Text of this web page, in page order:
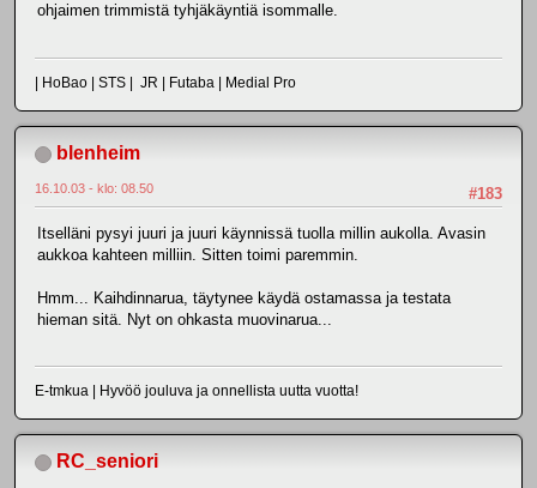
ohjaimen trimmistä tyhjäkäyntiä isommalle.
| HoBao | STS | JR | Futaba | Medial Pro
blenheim
#183
16.10.03 - klo: 08.50
Itselläni pysyi juuri ja juuri käynnissä tuolla millin aukolla. Avasin
aukkoa kahteen milliin. Sitten toimi paremmin.
Hmm... Kaihdinnarua, täytynee käydä ostamassa ja testata
hieman sitä. Nyt on ohkasta muovinarua...
E-tmkua | Hyvöö jouluva ja onnellista uutta vuotta!
RC_seniori